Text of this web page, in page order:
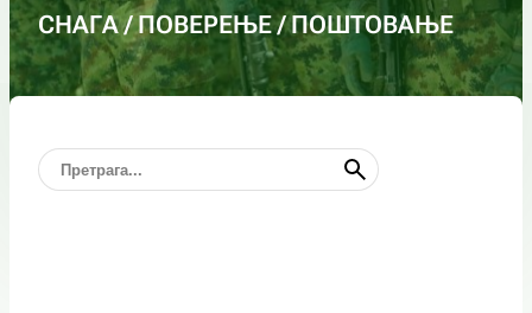
СНАГА / ПОВЕРЕЊЕ / ПОШТОВАЊЕ